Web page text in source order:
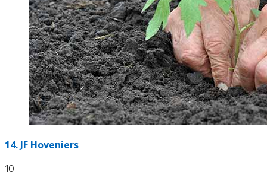
14. JF Hoveniers
10